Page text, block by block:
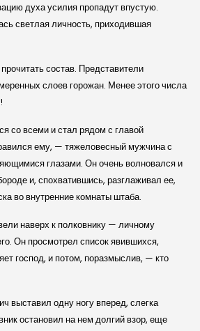
духа усилия пропадут впустую.
светлая личность, приходившая
состав. Представители
слоев горожан. Менее этого числа
со всеми и стал рядом с главой
ему, — тяжеловесный мужчина с
глазами. Он очень волновался и
и, спохватившись, разглаживал ее,
во внутренние комнаты штаба.
наверх к полковнику — личному
Он просмотрел список явившихся,
господ, и потом, поразмыслив, — кто
выставил одну ногу вперед, слегка
остановил на нем долгий взор, еще